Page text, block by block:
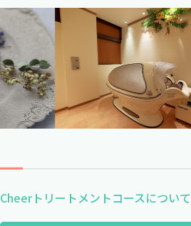
Cheerトリートメントコースについて